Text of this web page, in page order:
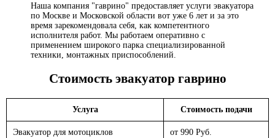
Наша компания "гаврино" предоставляет услуги эвакуатора
по Москве и Московской области вот уже 6 лет и за это
время зарекомендовала себя, как компетентного
исполнителя работ. Мы работаем оперативно с
применением широкого парка специализированной
техники, монтажных приспособлений.
Стоимость эвакуатор гаврино
Услуга Стоимость подачи
Эвакуатор для мотоциклов от 990 Руб.